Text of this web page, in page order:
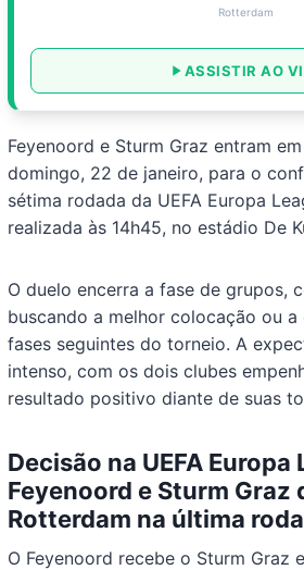
Rotterdam
ASSISTIR AO
Feyenoord e Sturm Graz entram
domingo, 22 de janeiro, para o
sétima rodada da UEFA Europa
realizada às 14h45, no estádio De
O duelo encerra a fase de grupos,
buscando a melhor colocação ou
fases seguintes do torneio. A
intenso, com os dois clubes
resultado positivo diante de suas
Decisão na UEFA Europa
Feyenoord e Sturm Graz
Rotterdam na última
O Feyenoord recebe o Sturm Graz